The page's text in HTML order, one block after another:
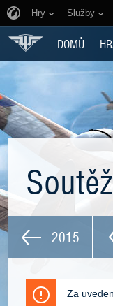
Hry Služby
DOMŮ
2015
Za